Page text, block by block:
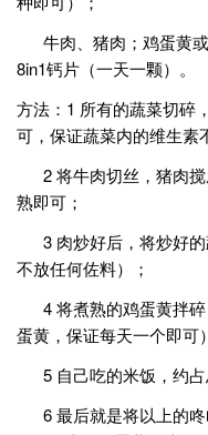
牛肉、猪肉；鸡蛋黄或
8in1钙片（一天一颗）。
方法：1 所有的蔬菜切碎
可，保证蔬菜内的维生素
2 将牛肉切丝，猪肉搅
熟即可；
3 肉炒好后，将炒好的
不放任何佐料）；
4 将煮熟的鸡蛋黄拌碎
蛋黄，保证每天一个即可
5 自己吃的米饭，约占
6 最后就是将以上的咚